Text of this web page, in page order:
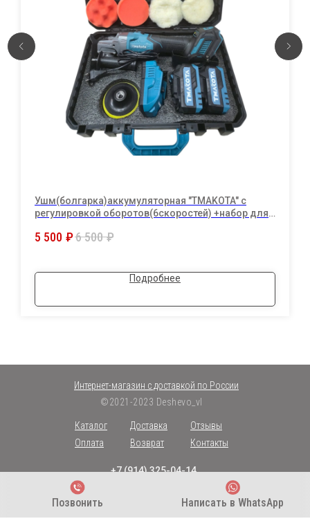
Ушм(болгарка)аккумуляторная "TMAKOTA" с
регулировкой оборотов(6скоростей) +набор для
5 500 ₽6 500 ₽
Подробнее
Позвонить Написать в WhatsApp
©2021-2023 Deshevo_vl
Каталог
Интернет-магазин с доставкой по России
Возврат
Отзывы
Оплата
Контакты
Доставка
ИНН 253610348994
+7 (914) 325-04-14